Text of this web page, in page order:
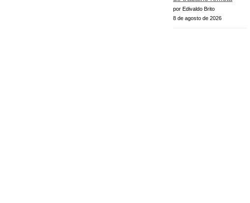
por Edivaldo Brito
8 de agosto de 2026